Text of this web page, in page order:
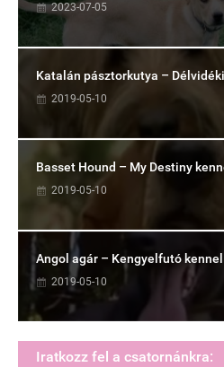
2023-07-05
Katalán pásztorkutya –
2019-05-10
Basset Hound – My Destiny
2019-05-10
Angol agár – Kengyelfutó kennel
2019-05-10
Iratkozz fel a csatornánkra: